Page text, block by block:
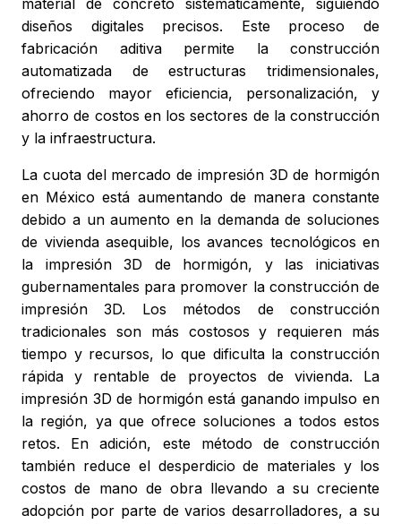
material de concreto sistemáticamente, siguiendo
diseños digitales precisos. Este proceso de
fabricación aditiva permite la construcción
automatizada de estructuras tridimensionales,
ofreciendo mayor eficiencia, personalización, y
ahorro de costos en los sectores de la construcción
y la infraestructura.
La cuota del mercado de impresión 3D de hormigón
en México está aumentando de manera constante
debido a un aumento en la demanda de soluciones
de vivienda asequible, los avances tecnológicos en
la impresión 3D de hormigón, y las iniciativas
gubernamentales para promover la construcción de
impresión 3D. Los métodos de construcción
tradicionales son más costosos y requieren más
tiempo y recursos, lo que dificulta la construcción
rápida y rentable de proyectos de vivienda. La
impresión 3D de hormigón está ganando impulso en
la región, ya que ofrece soluciones a todos estos
retos. En adición, este método de construcción
también reduce el desperdicio de materiales y los
costos de mano de obra llevando a su creciente
adopción por parte de varios desarrolladores, a su